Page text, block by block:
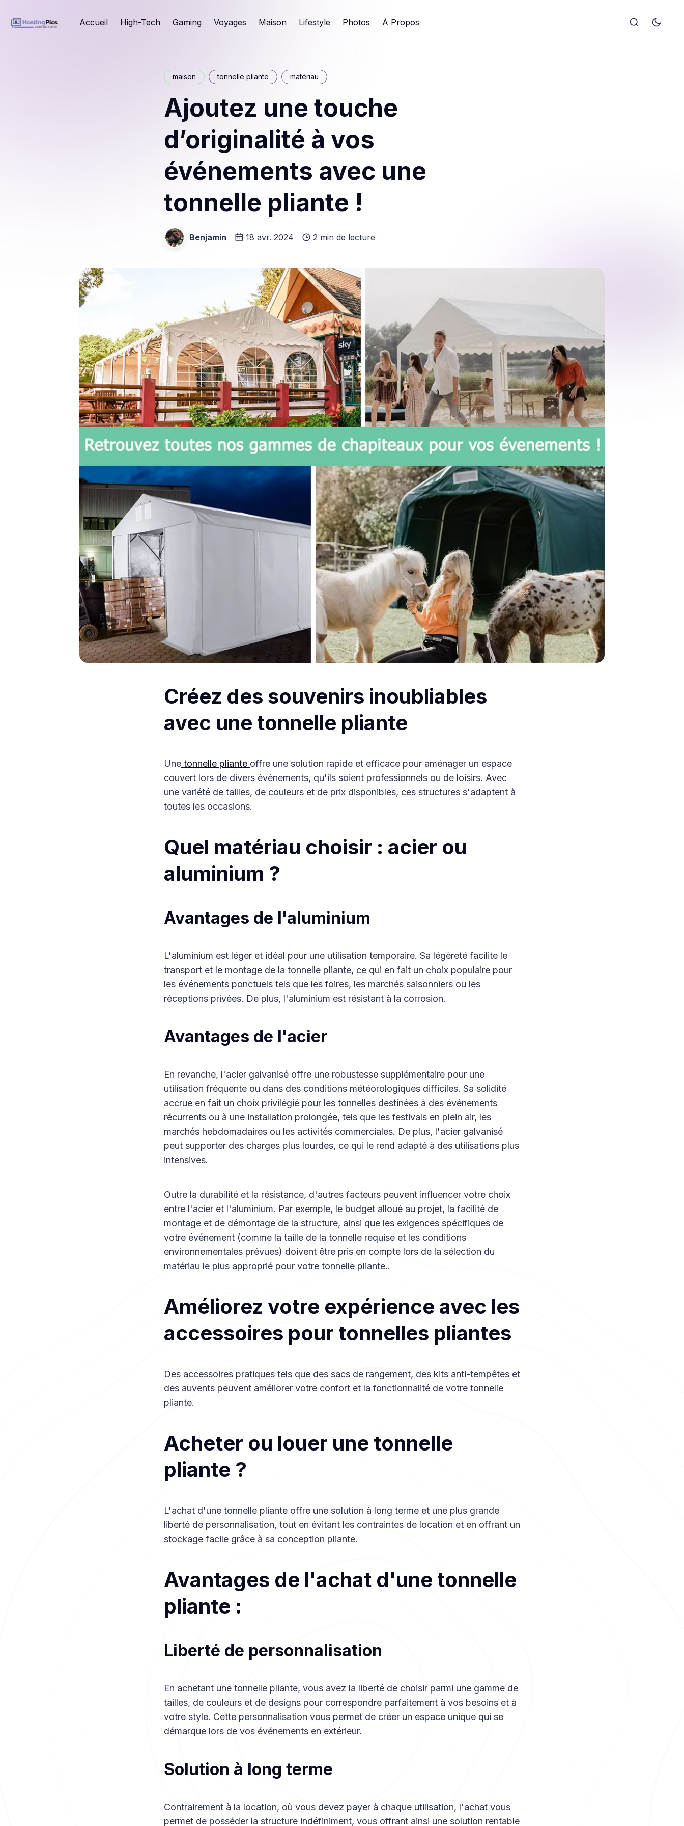
Accueil High-Tech Gaming Voyages Maison Lifestyle Photos À Propos
maison tonnelle pliante matériau
Ajoutez une touche
d’originalité à vos
événements avec une
tonnelle pliante !
Benjamin 18 avr. 2024 2 min de lecture
Créez des souvenirs inoubliables
avec une tonnelle pliante
Une tonnelle pliante offre une solution rapide et efficace pour aménager un espace
couvert lors de divers événements, qu'ils soient professionnels ou de loisirs. Avec
une variété de tailles, de couleurs et de prix disponibles, ces structures s'adaptent à
toutes les occasions.
Quel matériau choisir : acier ou
aluminium ?
Avantages de l'aluminium
L'aluminium est léger et idéal pour une utilisation temporaire. Sa légèreté facilite le
transport et le montage de la tonnelle pliante, ce qui en fait un choix populaire pour
les événements ponctuels tels que les foires, les marchés saisonniers ou les
réceptions privées. De plus, l'aluminium est résistant à la corrosion.
Avantages de l'acier
En revanche, l'acier galvanisé offre une robustesse supplémentaire pour une
utilisation fréquente ou dans des conditions météorologiques difficiles. Sa solidité
accrue en fait un choix privilégié pour les tonnelles destinées à des événements
récurrents ou à une installation prolongée, tels que les festivals en plein air, les
marchés hebdomadaires ou les activités commerciales. De plus, l'acier galvanisé
peut supporter des charges plus lourdes, ce qui le rend adapté à des utilisations plus
intensives.
Outre la durabilité et la résistance, d'autres facteurs peuvent influencer votre choix
entre l'acier et l'aluminium. Par exemple, le budget alloué au projet, la facilité de
montage et de démontage de la structure, ainsi que les exigences spécifiques de
votre événement (comme la taille de la tonnelle requise et les conditions
environnementales prévues) doivent être pris en compte lors de la sélection du
matériau le plus approprié pour votre tonnelle pliante..
Améliorez votre expérience avec les
accessoires pour tonnelles pliantes
Des accessoires pratiques tels que des sacs de rangement, des kits anti-tempêtes et
des auvents peuvent améliorer votre confort et la fonctionnalité de votre tonnelle
pliante.
Acheter ou louer une tonnelle
pliante ?
L'achat d'une tonnelle pliante offre une solution à long terme et une plus grande
liberté de personnalisation, tout en évitant les contraintes de location et en offrant un
stockage facile grâce à sa conception pliante.
Avantages de l'achat d'une tonnelle
pliante :
Liberté de personnalisation
En achetant une tonnelle pliante, vous avez la liberté de choisir parmi une gamme de
tailles, de couleurs et de designs pour correspondre parfaitement à vos besoins et à
votre style. Cette personnalisation vous permet de créer un espace unique qui se
démarque lors de vos événements en extérieur.
Solution à long terme
Contrairement à la location, où vous devez payer à chaque utilisation, l'achat vous
permet de posséder la structure indéfiniment, vous offrant ainsi une solution rentable